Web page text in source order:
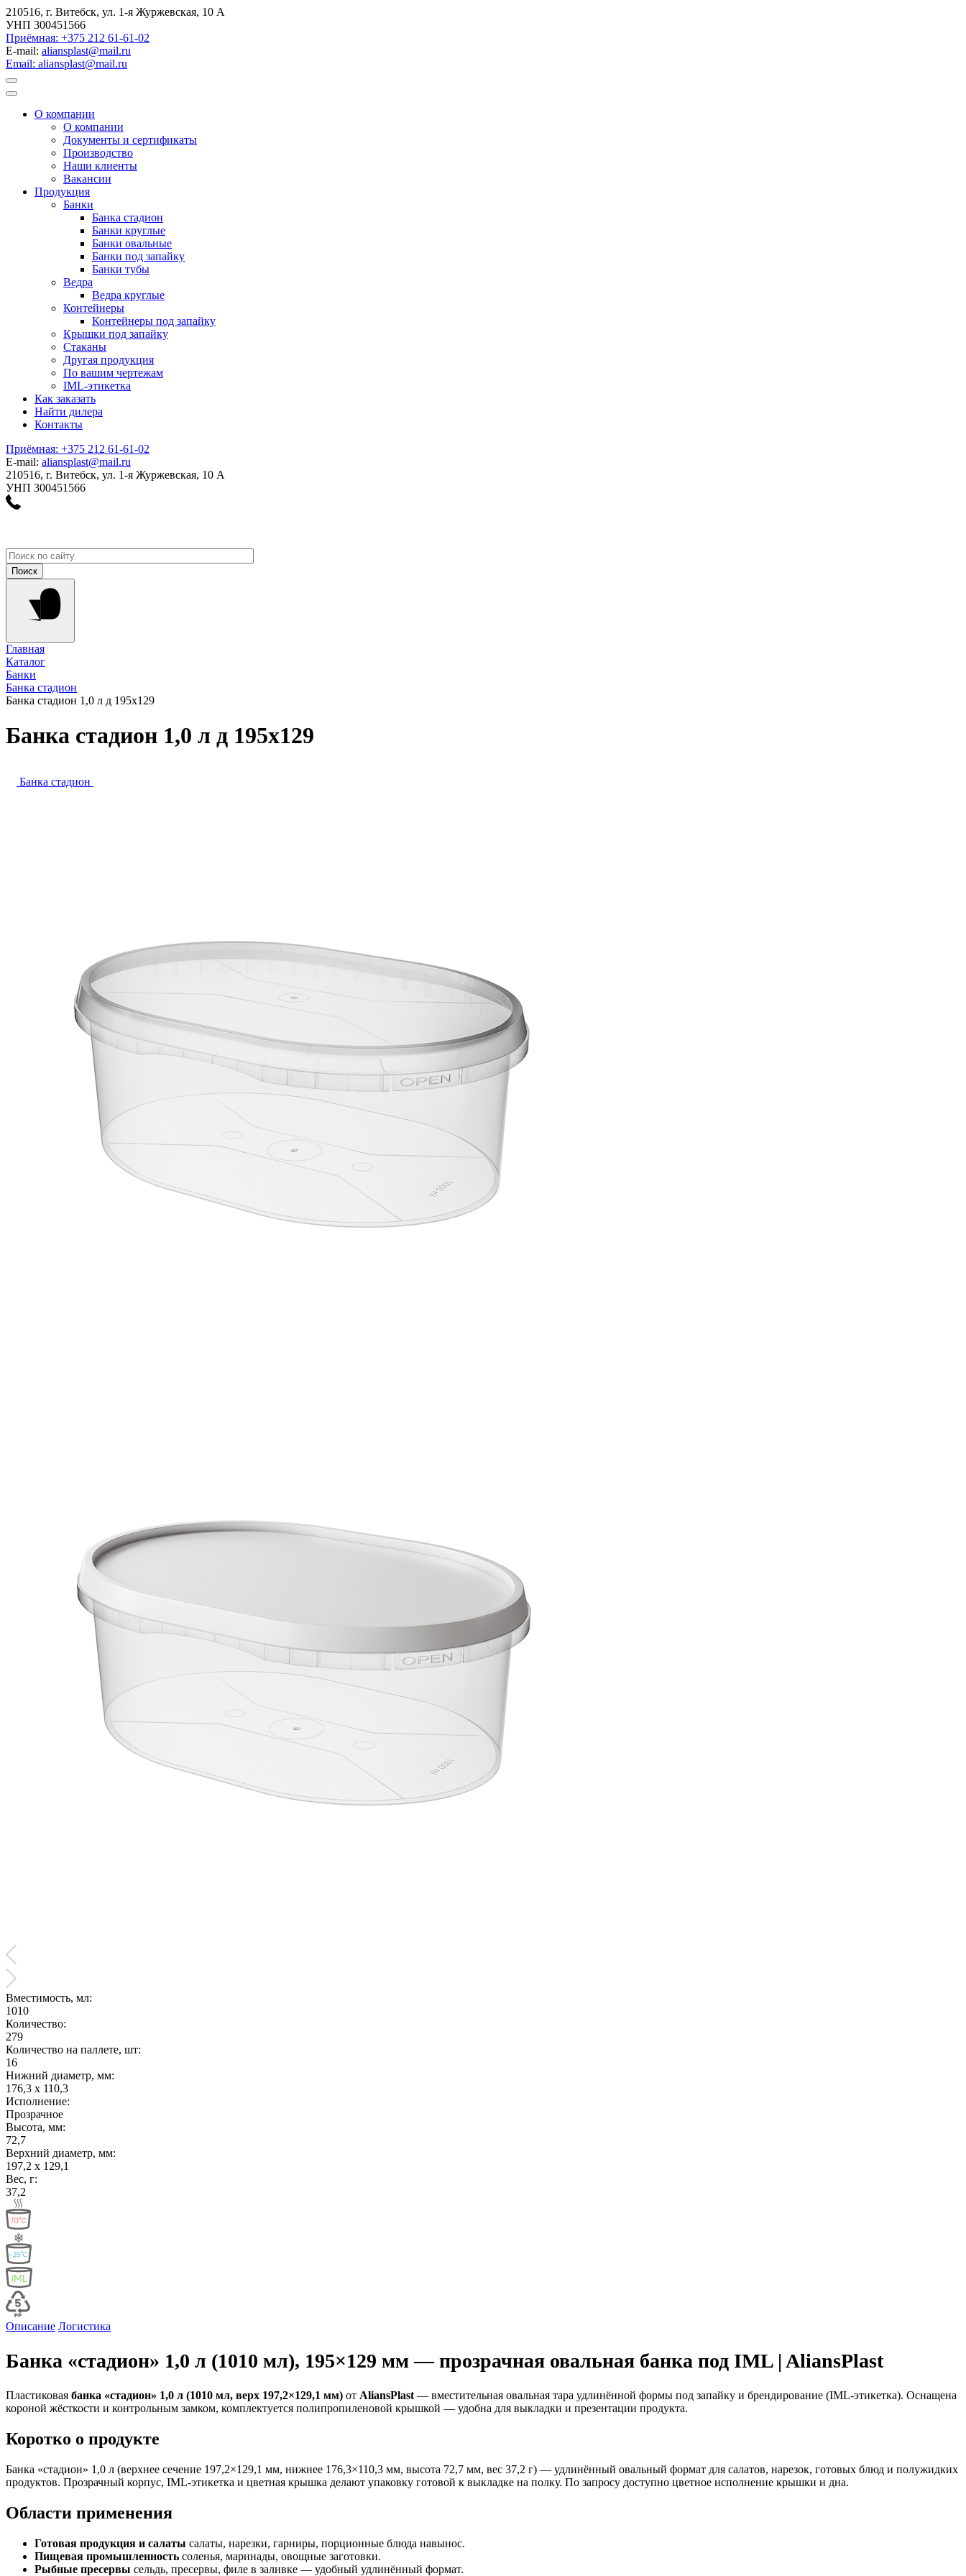
210516, г. Витебск, ул. 1-я Журжевская, 10 А
УНП 300451566
Приёмная: +375 212 61-61-02
E-mail: aliansplast@mail.ru
Email: aliansplast@mail.ru
О компании
О компании
Документы и сертификаты
Производство
Наши клиенты
Вакансии
Продукция
Банки
Банка стадион
Банки круглые
Банки овальные
Банки под запайку
Банки тубы
Ведра
Ведра круглые
Контейнеры
Контейнеры под запайку
Крышки под запайку
Стаканы
Другая продукция
По вашим чертежам
IML-этикетка
Как заказать
Найти дилера
Контакты
Приёмная: +375 212 61-61-02
E-mail: aliansplast@mail.ru
210516, г. Витебск, ул. 1-я Журжевская, 10 А
УНП 300451566
Главная
Каталог
Банки
Банка стадион
Банка стадион 1,0 л д 195х129
Банка стадион 1,0 л д 195х129
Банка стадион
Вместимость, мл:
1010
Количество:
279
Количество на паллете, шт:
16
Нижний диаметр, мм:
176,3 х 110,3
Исполнение:
Прозрачное
Высота, мм:
72,7
Верхний диаметр, мм:
197,2 х 129,1
Вес, г:
37,2
Описание Логистика
Банка «стадион» 1,0 л (1010 мл), 195×129 мм — прозрачная овальная банка под IML | AliansPlast
Пластиковая банка «стадион» 1,0 л (1010 мл, верх 197,2×129,1 мм) от AliansPlast — вместительная овальная тара удлинённой формы под запайку и брендирование (IML-этикетка). Оснащена
короной жёсткости и контрольным замком, комплектуется полипропиленовой крышкой — удобна для выкладки и презентации продукта.
Коротко о продукте
Банка «стадион» 1,0 л (верхнее сечение 197,2×129,1 мм, нижнее 176,3×110,3 мм, высота 72,7 мм, вес 37,2 г) — удлинённый овальный формат для салатов, нарезок, готовых блюд и полужидких
продуктов. Прозрачный корпус, IML-этикетка и цветная крышка делают упаковку готовой к выкладке на полку. По запросу доступно цветное исполнение крышки и дна.
Области применения
Готовая продукция и салаты салаты, нарезки, гарниры, порционные блюда навынос.
Пищевая промышленность соленья, маринады, овощные заготовки.
Рыбные пресервы сельдь, пресервы, филе в заливке — удобный удлинённый формат.